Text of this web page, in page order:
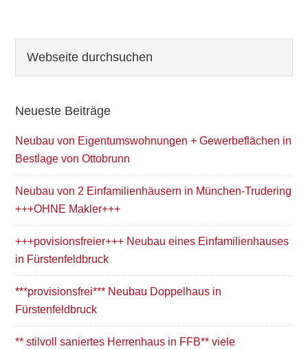
Seitenspalte
durchsuchen
Neueste Beiträge
Neubau von Eigentumswohnungen + Gewerbeflächen in
Bestlage von Ottobrunn
Neubau von 2 Einfamilienhäusern in München-Trudering
+++OHNE Makler+++
+++povisionsfreier+++ Neubau eines Einfamilienhauses
in Fürstenfeldbruck
***provisionsfrei*** Neubau Doppelhaus in
Fürstenfeldbruck
** stilvoll saniertes Herrenhaus in FFB** viele